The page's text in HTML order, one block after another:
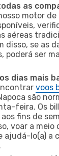
as
motor
aéreas
disso, se as
poderá ser
dias mais
voos
são
feira. Os
fins de
voar a
ajudá-lo(a) a